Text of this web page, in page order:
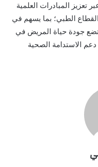
المبادرات العلمية
الطبي؛ بما يسهم في
جودة حياة المريض في
الاستدامة الصحية